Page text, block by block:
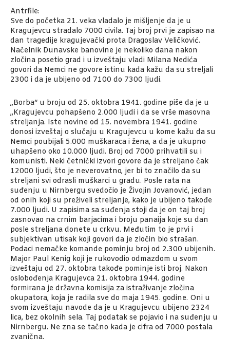
Antrfile:
Sve do početka 21. veka vladalo je mišljenje da je u
Kragujevcu stradalo 7000 civila. Taj broj prvi je zapisao na
dan tragedije kragujevački prota Dragoslav Veličković.
Načelnik Dunavske banovine je nekoliko dana nakon
zločina posetio grad i u izveštaju vladi Milana Nedića
govori da Nemci ne govore istinu kada kažu da su streljali
2300 i da je ubijeno od 7100 do 7300 ljudi.
„Borba“ u broju od 25. oktobra 1941. godine piše da je u
„Kragujevcu pohapšeno 2.000 ljudi i da se vrše masovna
streljanja. Iste novine od 15. novembra 1941. godine
donosi izveštaj o slučaju u Kragujevcu u kome kažu da su
Nemci poubijali 5.000 muškaraca i žena, a da je ukupno
uhapšeno oko 10.000 ljudi. Broj od 7000 prihvatili su i
komunisti. Neki četnički izvori govore da je streljano čak
12000 ljudi, što je neverovatno, jer bi to značilo da su
streljani svi odrasli muškarci u gradu. Posle rata na
suđenju u Nirnbergu svedočio je Živojin Jovanović, jedan
od onih koji su preživeli streljanje, kako je ubijeno takođe
7.000 ljudi. U zapisima sa suđenja stoji da je on taj broj
zasnovao na crnim barjacima i broju panaija koje su dan
posle streljana donete u crkvu. Međutim to je prvi i
subjektivan utisak koji govori da je zločin bio strašan.
Podaci nemačke komande pominju broj od 2.300 ubijenih.
Major Paul Kenig koji je rukovodio odmazdom u svom
izveštaju od 27. oktobra takođe pominje isti broj. Nakon
oslobođenja Kragujevca 21. oktobra 1944. godine
formirana je državna komisija za istraživanje zločina
okupatora, koja je radila sve do maja 1945. godine. Oni u
svom izveštaju navode da je u Kragujevcu ubijeno 2324
lica, bez okolnih sela. Taj podatak se pojavio i na suđenju u
Nirnbergu. Ne zna se tačno kada je cifra od 7000 postala
zvanična.